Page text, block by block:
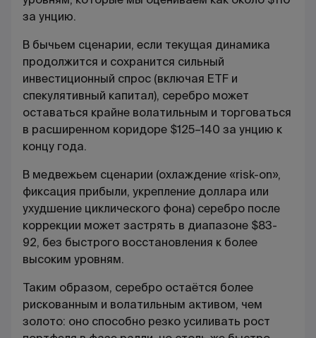
за унцию.
В бычьем сценарии, если текущая динамика
продолжится и сохранится сильный
инвестиционный спрос (включая ETF и
спекулятивный капитал), серебро может
оставаться крайне волатильным и торговаться
в расширенном коридоре $125–140 за унцию к
концу года.
В медвежьем сценарии (охлаждение «risk-on»,
фиксация прибыли, укрепление доллара или
ухудшение циклического фона) серебро после
коррекции может застрять в диапазоне $83-
92, без быстрого восстановления к более
высоким уровням.
Таким образом, серебро остаётся более
рискованным и волатильным активом, чем
золото: оно способно резко усиливать рост